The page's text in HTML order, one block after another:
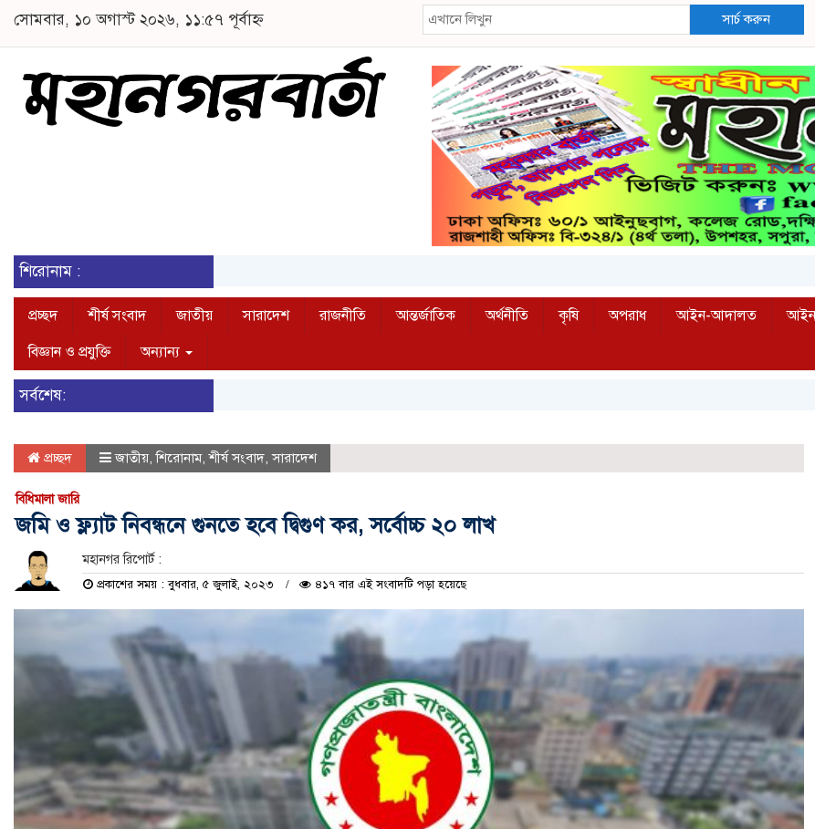
সোমবার, ১০ অগাস্ট ২০২৬, ১১:৫৭ পূর্বাহ্ন সার্চ করুন
শিরোনাম :
প্রচ্ছদ শীর্ষ সংবাদ জাতীয় সারাদেশ রাজনীতি আন্তর্জাতিক অর্থনীতি কৃষি অপরাধ আইন-আদালত
বিজ্ঞান ও প্রযুক্তি
অন্যান্য
সর্বশেষ:
প্রচ্ছদ জাতীয়,শিরোনাম,শীর্ষ সংবাদ,সারাদেশ
বিধিমালা জারি
জমি ও ফ্ল্যাট নিবন্ধনে গুনতে হবে দ্বিগুণ কর, সর্বোচ্চ ২০ লাখ
মহানগর রিপোর্ট :
প্রকাশের সময় : বুধবার, ৫ জুলাই, ২০২৩ ৪১৭ বার এই সংবাদটি পড়া হয়েছে